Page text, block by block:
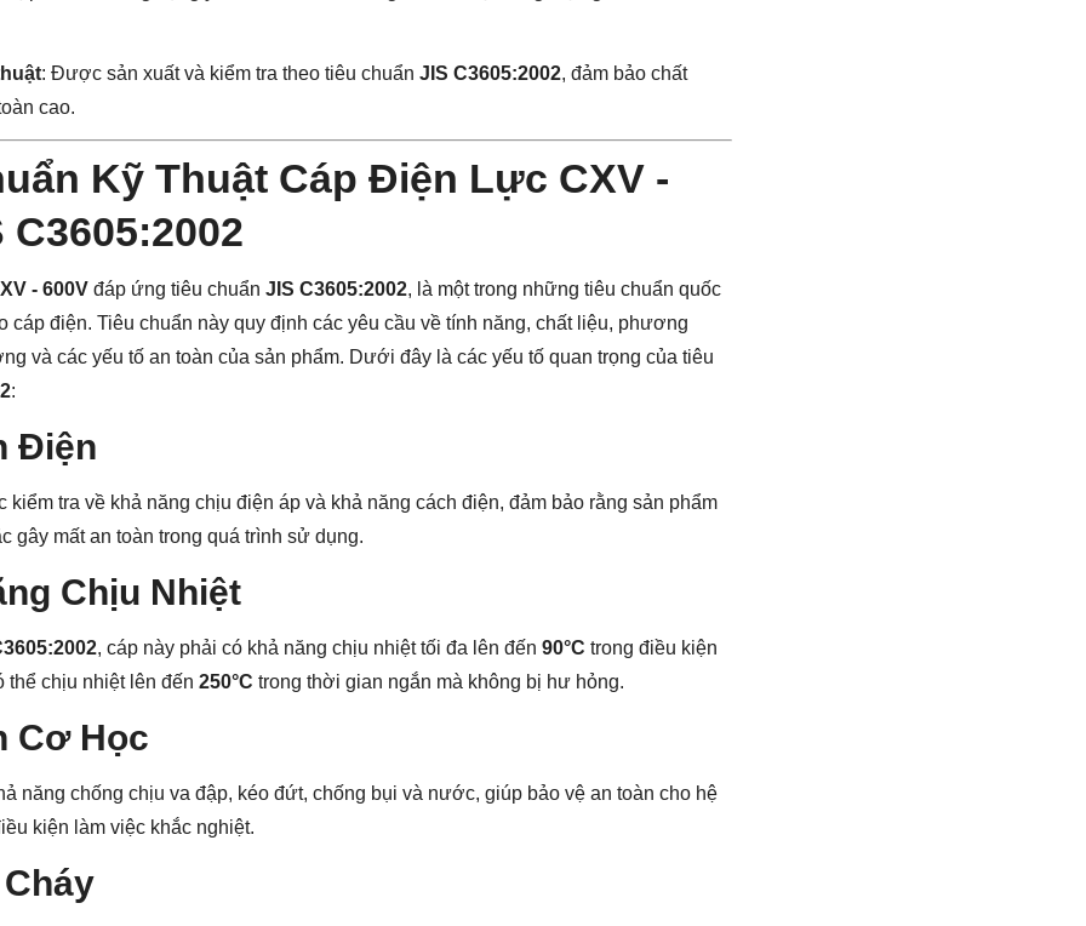
: Được sản xuất và kiểm tra theo tiêu chuẩn JIS C3605:2002, đảm bảo chất
cao.
Kỹ Thuật Cáp Điện Lực CXV -
C3605:2002
- 600V đáp ứng tiêu chuẩn JIS C3605:2002, là một trong những tiêu chuẩn quốc
cáp điện. Tiêu chuẩn này quy định các yêu cầu về tính năng, chất liệu, phương
và các yếu tố an toàn của sản phẩm. Dưới đây là các yếu tố quan trọng của tiêu
:
Điện
kiểm tra về khả năng chịu điện áp và khả năng cách điện, đảm bảo rằng sản phẩm
gây mất an toàn trong quá trình sử dụng.
Chịu Nhiệt
, cáp này phải có khả năng chịu nhiệt tối đa lên đến 90°C trong điều kiện
thể chịu nhiệt lên đến 250°C trong thời gian ngắn mà không bị hư hỏng.
Cơ Học
năng chống chịu va đập, kéo đứt, chống bụi và nước, giúp bảo vệ an toàn cho hệ
kiện làm việc khắc nghiệt.